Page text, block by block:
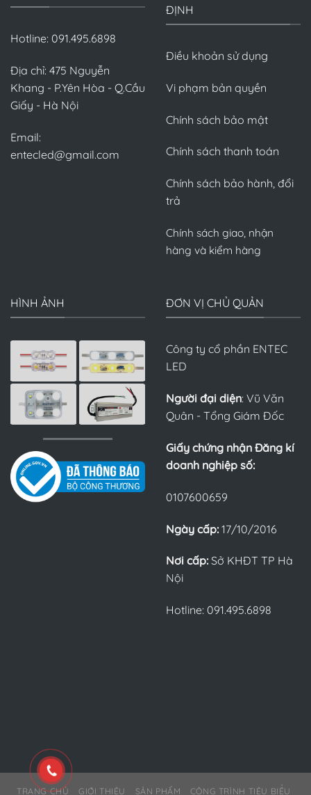
Hotline: 091.495.6898
Địa chỉ: 475 Nguyễn
Khang - P.Yên Hòa - Q.Cầu
Giấy - Hà Nội
Email:
entecled@gmail.com
ĐỊNH
Điều khoản sử dụng
Vi phạm bản quyền
Chính sách bảo mật
Chính sách thanh toán
Chính sách bảo hành, đổi
trả
Chính sách giao, nhận
hàng và kiểm hàng
HÌNH ẢNH ĐƠN VỊ CHỦ QUẢN
Công ty cổ phần ENTEC
LED
Người đại diện: Vũ Văn
Quân - Tổng Giám Đốc
Giấy chứng nhận Đăng kí
doanh nghiệp số:
0107600659
Ngày cấp: 17/10/2016
Nơi cấp: Sở KHĐT TP Hà
Nội
Hotline: 091.495.6898
TRANG CHỦ GIỚI THIỆU SẢN PHẨM CÔNG TRÌNH TIÊU BIỂU